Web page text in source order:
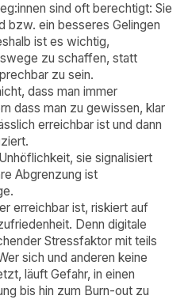
sind oft berechtigt: Sie
bzw. ein besseres Gelingen
ist es wichtig,
zu schaffen, statt
zu sein.
dass man immer
dass man zu gewissen, klar
erreichbar ist und dann
sie signalisiert
Abgrenzung ist
erreichbar ist, riskiert auf
Denn digitale
Stressfaktor mit teils
sich und anderen keine
läuft Gefahr, in einen
bis hin zum Burn-out zu